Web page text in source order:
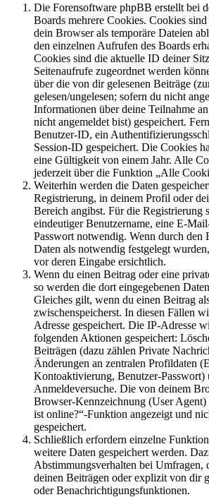
Die Forensoftware phpBB erstellt bei
Boards mehrere Cookies. Cookies
dein Browser als temporäre Dateien
den einzelnen Aufrufen des Boards
Cookies sind die aktuelle ID deiner
Seitenaufrufe zugeordnet werden
über die von dir gelesenen Beiträge
gelesen/ungelesen; sofern du nicht
Informationen über deine Teilnahme
nicht angemeldet bist) gespeichert.
Benutzer-ID, ein
Session-ID gespeichert. Die Cookies
eine Gültigkeit von einem Jahr. Alle
jederzeit über die Funktion „Alle
Weiterhin werden die Daten
Registrierung, in deinem Profil oder
Bereich angibst. Für die Registrierung
eindeutiger Benutzername, eine E-
Passwort notwendig. Wenn durch den
Daten als notwendig festgelegt
vor deren Eingabe ersichtlich.
Wenn du einen Beitrag oder eine
so werden die dort eingegebenen
Gleiches gilt, wenn du einen Beitrag
zwischenspeicherst. In diesen Fällen
Adresse gespeichert. Die IP-Adresse
folgenden Aktionen gespeichert:
Beiträgen (dazu zählen Private
Änderungen an zentralen Profildaten
Kontoaktivierung, Benutzer-Passwort)
Anmeldeversuche. Die von deinem
Browser-Kennzeichnung (User
ist online?“-Funktion angezeigt und
gespeichert.
Schließlich erfordern einzelne
weitere Daten gespeichert werden.
Abstimmungsverhalten bei Umfragen,
deinen Beiträgen oder explizit von dir
oder Benachrichtigungsfunktionen.